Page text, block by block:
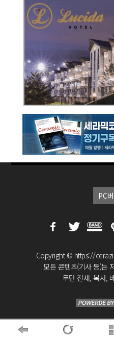
PC
Copyright © https://
모든 콘텐츠(기사 등)는
무단 전재, 복사,